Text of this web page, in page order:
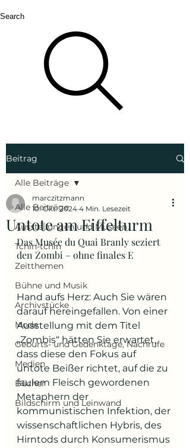
Search
Beitrag
Alle Beiträge
Ausstellungen und Museen
Tchin-tchin
Zeitthemen
Bühne und Musik
Archivstücke
Mode
Geburts- und Gedenktage, Nachrufe
Medien
Bücher
Bildschirm und Leinwand
Alle Beiträge
Untote am Eiffelturm
marczitzmann
10. Okt. 2024 4 Min. Lesezeit
Das Musée du Quai Branly seziert
den Zombi – ohne finales E
Hand aufs Herz: Auch Sie wären
darauf hereingefallen. Von einer
Ausstellung mit dem Titel
„Zombis“ hätten Sie erwartet,
dass diese den Fokus auf
untote Beißer richtet, auf die zu
faulem Fleisch gewordenen
Metaphern der
kommunistischen Infektion, der
wissenschaftlichen Hybris, des
Hirntods durch Konsumerismus